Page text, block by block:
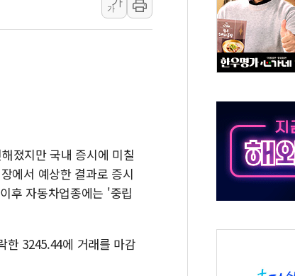
李대통령 "결혼 때문에 손해 보는 일 없게"…'결혼 페널티'
여수 오동도 인근 해상서 모터보트 전복…1명 사망·1명 실
추미애, '위안부' 피해자 기림의 날 참석..."국제적 시민 연
인천 선재도 갯벌서 해루질 중 실종 60대 나흘만에 숨진 채
李대통령, ISA 개편 재검토 지시…與 "적극 환영"·野 "졸속
가
졌지만 국내 증시에 미칠
에서 예상한 결과로 증시
후 자동차업종에는 '중립
한 3245.44에 거래를 마감